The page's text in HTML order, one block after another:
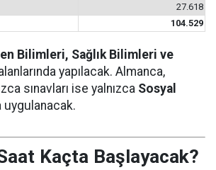
27.618
104.529
Bilimleri, Sağlık Bilimleri ve
yapılacak. Almanca,
sınavları ise yalnızca Sosyal
uygulanacak.
Kaçta Başlayacak?